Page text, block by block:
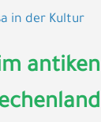
in der Kultur
antiken